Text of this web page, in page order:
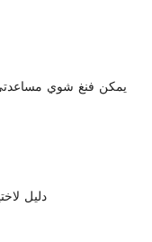
يمكن فنغ شوي
دليل